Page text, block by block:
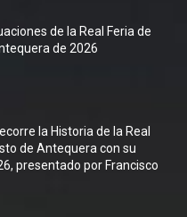
de la Real Feria de
de 2026
la Historia de la Real
de Antequera con su
presentado por Francisco